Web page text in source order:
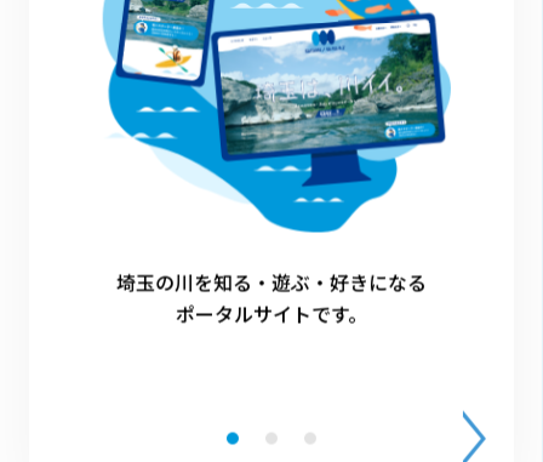
・春日部つくしさんについて
平成30年から VTuber として活動中。令和3年
12月に埼玉県から初代埼玉バーチャル観光大
郷にしてもらえることを目標に、日々YouTube
埼玉の川を知る・遊ぶ・好きになる
ポータルサイトです。